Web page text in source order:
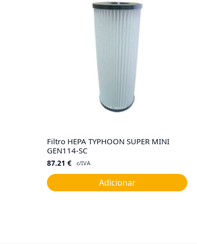
Filtro HEPA TYPHOON SUPER MINI
GEN114-SC
87.21 € c/IVA
Adicionar